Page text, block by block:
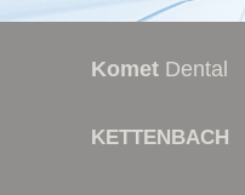
Komet Dental
KETTENBACH